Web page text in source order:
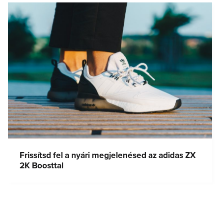
Frissítsd fel a nyári megjelenésed az adidas ZX
2K Boosttal